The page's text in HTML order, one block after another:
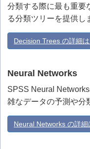
分類する際に最も重要
る分類ツリーを提供し
Decision Trees の詳細
Neural Networks
SPSS Neural
雑なデータの予測や分
Neural Networks の詳細